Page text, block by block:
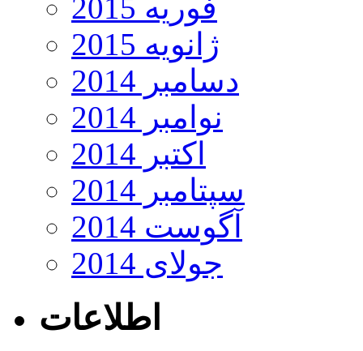
فوریه 2015
ژانویه 2015
دسامبر 2014
نوامبر 2014
اکتبر 2014
سپتامبر 2014
آگوست 2014
جولای 2014
اطلاعات